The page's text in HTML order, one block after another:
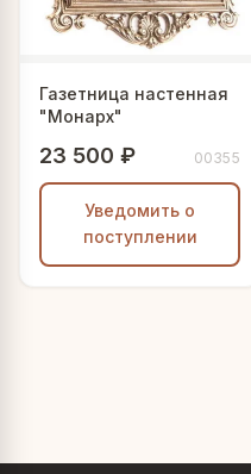
Газетница настенная
"Монарх"
23 500 ₽ 00355
Уведомить о
поступлении